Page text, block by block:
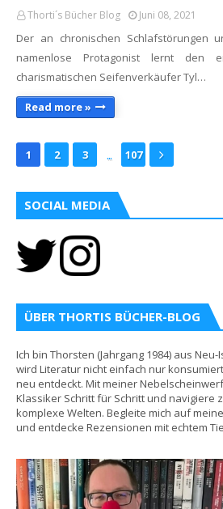
Thorti´s Bücher Blog Juni 08, 2021
Der an chronischen Schlafstörungen
namenlose Protagonist lernt den
charismatischen Seifenverkäufer Tyl…
Read more »
1 2 3 ... 107
SOCIAL MEDIA
ÜBER THORTIS BÜCHER-BLOG
Ich bin Thorsten (Jahrgang 1984) aus
wird Literatur nicht einfach nur
neu entdeckt. Mit meiner
Klassiker Schritt für Schritt und navigiere
komplexe Welten. Begleite mich auf
und entdecke Rezensionen mit echtem